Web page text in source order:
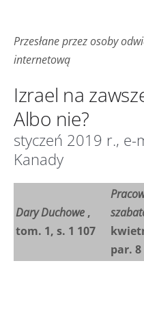
Przesłane przez osoby
internetową
Izrael na
Albo nie?
styczeń 2019 r.,
Kanady
Dary Duchowe ,
tom. 1, s. 1 107
par. 8